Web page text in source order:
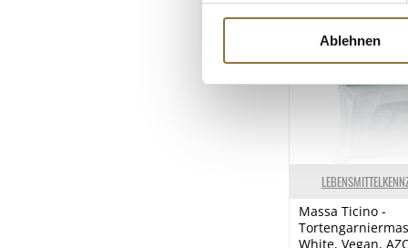
Ablehnen
Massa Ticino -
White, Vegan,